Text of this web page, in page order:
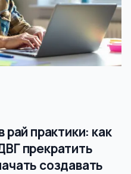
рай практики: как
прекратить
создавать